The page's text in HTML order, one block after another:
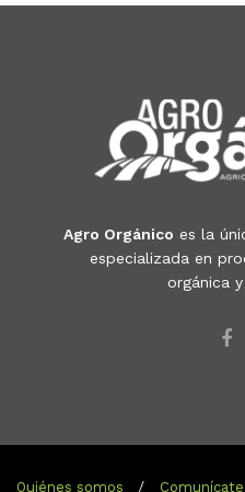
Agro Orgánico es la
especializada en
orgánica
Quiénes somos